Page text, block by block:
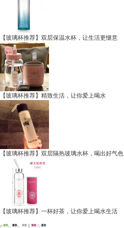
【玻璃杯推荐】双层保温水杯，让生活更惬意
【玻璃杯推荐】精致生活，让你爱上喝水
【玻璃杯推荐】双层隔热玻璃水杯，喝出好气色
【玻璃杯推荐】一杯好茶，让你爱上喝水生活